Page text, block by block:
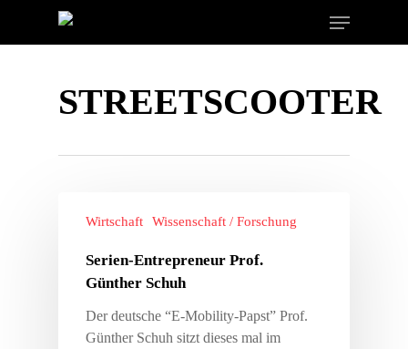
STREETSCOOTER
Wirtschaft Wissenschaft / Forschung
Serien-Entrepreneur Prof.
Günther Schuh
Der deutsche “E-Mobility-Papst” Prof.
Günther Schuh sitzt dieses mal im